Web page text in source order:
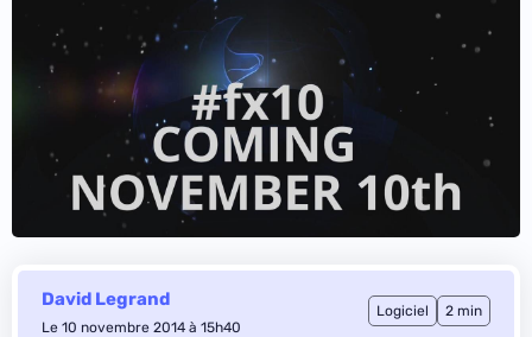
David Legrand
Le 10 novembre 2014 à 15h40
Logiciel 2 min